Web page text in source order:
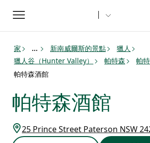
Toggle
navigation
家 ... 新南威爾斯的景點
獵人
獵人谷（Hunter Valley）
帕特森
帕
帕特森酒館
帕特森酒館
25 Prince Street Paterson NSW